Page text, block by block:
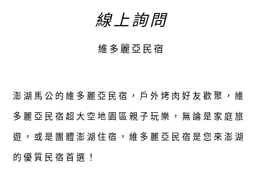
線上詢問
維多麗亞民宿
澎湖馬公的維多麗亞民宿，戶外烤肉好友歡聚，維
多麗亞民宿超大空地園區親子玩樂，無論是家庭旅
遊，或是團體澎湖住宿，維多麗亞民宿是您來澎湖
的優質民宿首選！